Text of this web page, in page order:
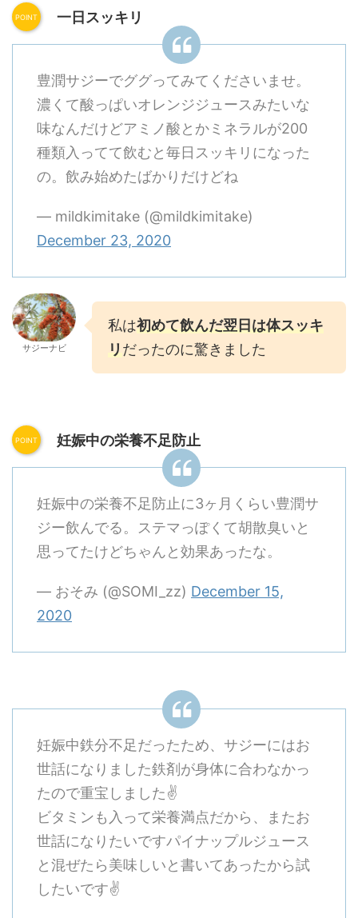
一日スッキリ
豊潤サジーでググってみてくださいませ。
濃くて酸っぱいオレンジジュースみたいな
味なんだけどアミノ酸とかミネラルが200
種類入ってて飲むと毎日スッキリになった
の。飲み始めたばかりだけどね
— mildkimitake (@mildkimitake)
December 23, 2020
サジーナビ
私は初めて飲んだ翌日は体スッキ
リだったのに驚きました
妊娠中の栄養不足防止
妊娠中の栄養不足防止に3ヶ月くらい豊潤サ
ジー飲んでる。ステマっぽくて胡散臭いと
思ってたけどちゃんと効果あったな。
— おそみ (@SOMI_zz) December 15,
2020
妊娠中鉄分不足だったため、サジーにはお
世話になりました鉄剤が身体に合わなかっ
たので重宝しました✌️
ビタミンも入って栄養満点だから、またお
世話になりたいですパイナップルジュース
と混ぜたら美味しいと書いてあったから試
したいです✌️